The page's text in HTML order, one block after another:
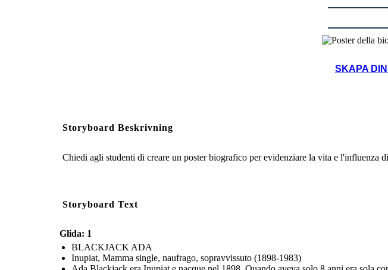
SKAPA
Storyboard Beskrivning
Chiedi agli studenti di creare un poster biografico per evidenziare la vita e l'influenza
Storyboard Text
Glida: 1
BLACKJACK ADA
Inupiat, Mamma single, naufrago, sopravvissuto (1898-1983)